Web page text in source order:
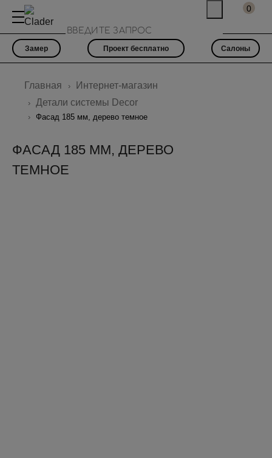
0
Замер Проект бесплатно Салоны
Главная
Интернет-магазин
Детали системы Decor
Фасад 185 мм, дерево темное
ФАСАД 185 ММ, ДЕРЕВО
ТЕМНОЕ